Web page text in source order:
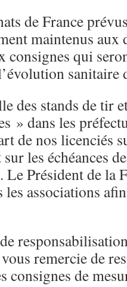
de France
maintenus aux
consignes qui
sanitaire
des stands de tir
» dans les
de nos licenciés
les échéances
Le Président de la
associations
remercie de
consignes de